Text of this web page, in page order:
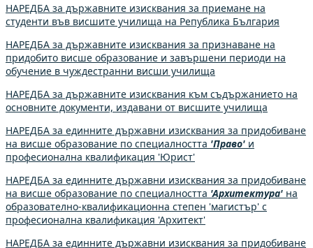
НАРЕДБА за държавните изисквания за приемане на
студенти във висшите училища на Република България
НАРЕДБА за държавните изисквания за признаване на
придобито висше образование и завършени периоди на
обучение в чуждестранни висши училища
НАРЕДБА за държавните изисквания към съдържанието на
основните документи, издавани от висшите училища
НАРЕДБА за единните държавни изисквания за придобиване
на висше образование по специалността 'Право' и
професионална квалификация 'Юрист'
НАРЕДБА за единните държавни изисквания за придобиване
на висше образование по специалността 'Архитектура' на
образователно-квалификационна степен 'магистър' с
професионална квалификация 'Архитект'
НАРЕДБА за единните държавни изисквания за придобиване